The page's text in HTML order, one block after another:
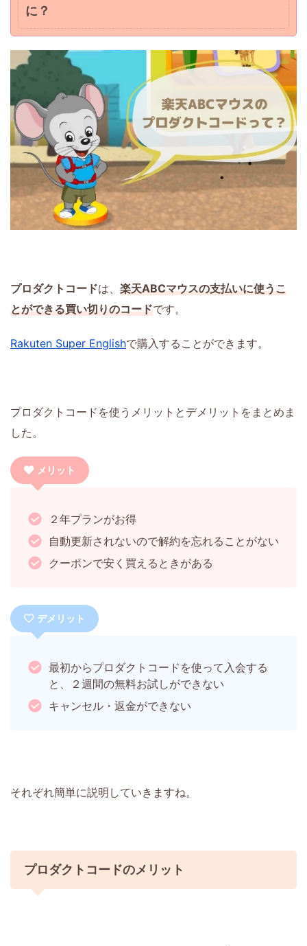
に？
プロダクトコードは、 楽天ABCマウスの支払いに使うこ
とができる買い切りのコードです。
Rakuten Super Englishで購入することができます。
プロダクトコードを使うメリットとデメリットをまとめま
した。
メリット
２年プランがお得
自動更新されないので解約を忘れることがない
クーポンで安く買えるときがある
デメリット
最初からプロダクトコードを使って入会する
と、２週間の無料お試しができない
キャンセル・返金ができない
それぞれ簡単に説明していきますね。
プロダクトコードのメリット